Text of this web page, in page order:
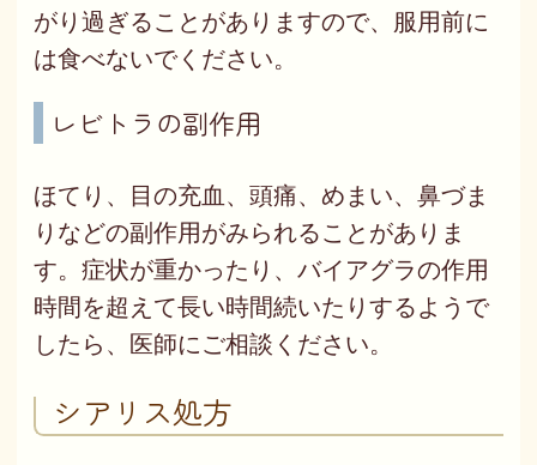
がり過ぎることがありますので、服用前に
は食べないでください。
レビトラの副作用
ほてり、目の充血、頭痛、めまい、鼻づま
りなどの副作用がみられることがありま
す。症状が重かったり、バイアグラの作用
時間を超えて長い時間続いたりするようで
したら、医師にご相談ください。
シアリス処方